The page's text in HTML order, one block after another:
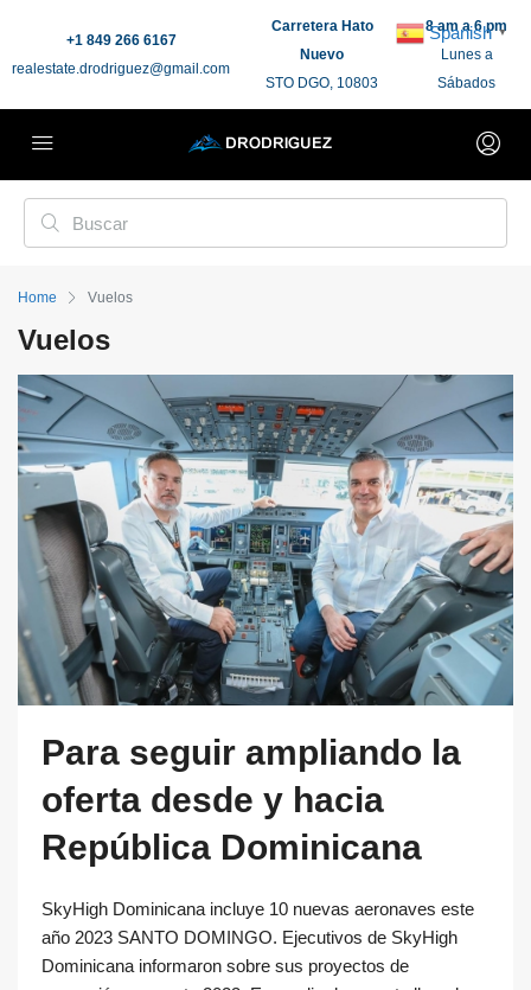
+1 849 266 6167
realestate.drodriguez@gmail.com
Carretera Hato
Nuevo
STO DGO, 10803
8 am a 6 pm
Lunes a
Sábados
Home Vuelos
Vuelos
Para seguir ampliando la
oferta desde y hacia
República Dominicana
SkyHigh Dominicana incluye 10 nuevas aeronaves este
año 2023 SANTO DOMINGO. Ejecutivos de SkyHigh
Dominicana informaron sobre sus proyectos de
Spanish ▼